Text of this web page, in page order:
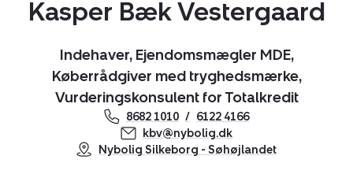
Kasper Bæk Vestergaard
Indehaver, Ejendomsmægler MDE,
Køberrådgiver med tryghedsmærke,
Vurderingskonsulent for Totalkredit
8682 1010
6122 4166
kbv@nybolig.dk
Nybolig Silkeborg - Søhøjlandet
Kopier link
Del via mail